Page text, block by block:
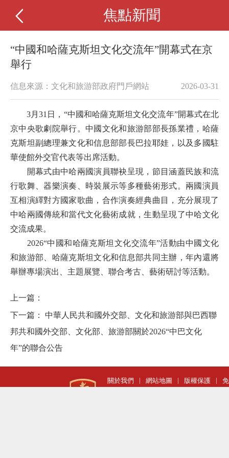
焦點新聞
“中國和哈薩克斯坦文化交流年”開幕式在京
舉行
信息來源：文化和旅游部政府門戶網站 2026-03-31
3月31日，“中國和哈薩克斯坦文化交流年”開幕式在北
京中央歌劇院舉行。中國文化和旅游部部長孫業禮，哈薩
克斯坦副總理兼文化和信息部部長巴拉耶娃，以及多國駐
華使館外交官代表等出席活動。
開幕式由中哈兩國演員聯袂呈現，節目涵蓋民族和流
行歌舞、器樂演奏、時裝展示等多種藝術形式。兩國演員
互相演繹對方國家歌曲，合作演奏經典曲目，充分展現了
中哈兩國傳統和當代文化藝術成就，生動呈現了中哈文化
交流成果。
2026“中國和哈薩克斯坦文化交流年”活動由中國文化
和旅游部、哈薩克斯坦文化和信息部共同主辦，年內還將
舉辦專場演出、主題展覽、聯合考古、藝術研討等活動。
上一篇：
下一篇： 中華人民共和國外交部、文化和旅游部與巴西聯
邦共和國外交部、文化部、旅游部關於2026“中巴文化
年”的聯合公告